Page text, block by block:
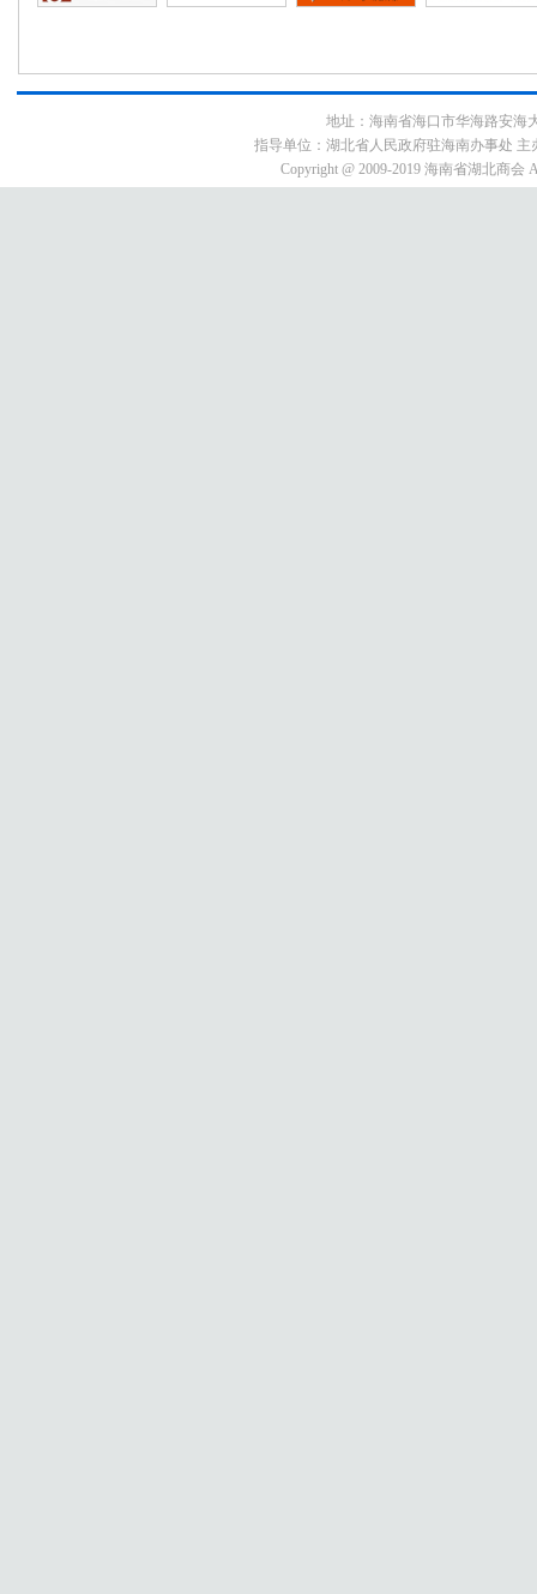
地址：海南省海口市华海路安海
指导单位：湖北省人民政府驻海南办事处
Copyright @ 2009-2019 海南省湖北商会